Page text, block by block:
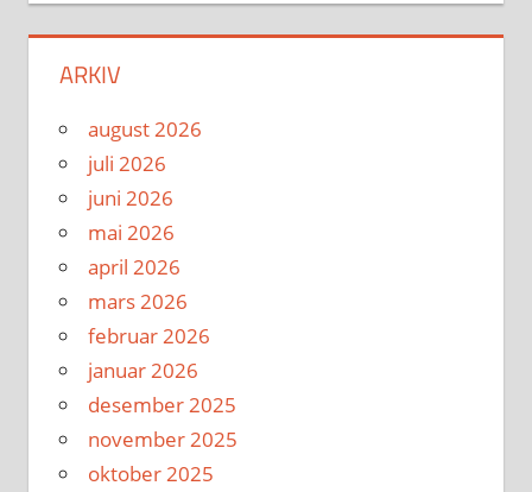
ARKIV
august 2026
juli 2026
juni 2026
mai 2026
april 2026
mars 2026
februar 2026
januar 2026
desember 2025
november 2025
oktober 2025